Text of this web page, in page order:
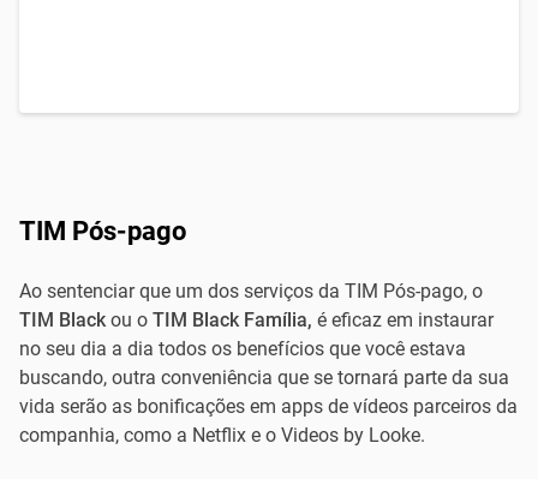
TIM Pós-pago
Ao sentenciar que um dos serviços da TIM Pós-pago, o
TIM Blackou o TIM Black Família, é eficaz em instaurar
no seu dia a dia todos os benefícios que você estava
buscando, outra conveniência que se tornará parte da sua
vida serão as bonificações em apps de vídeos parceiros da
companhia, como a Netflix e o Videos by Looke.